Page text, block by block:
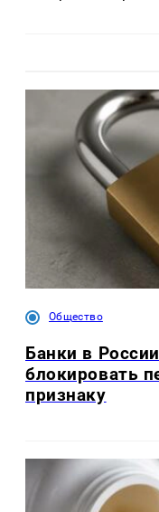
Общество
Банки в
блокировать
признаку